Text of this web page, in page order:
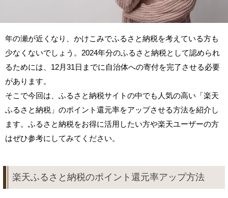
年の瀬が近くなり、かけこみでふるさと納税を考えている方も
少なくないでしょう。2024年分のふるさと納税として認められ
るためには、12月31日までに自治体への寄付を完了させる必要
があります。
そこで今回は、ふるさと納税サイトの中でも人気の高い「楽天
ふるさと納税」のポイント還元率をアップさせる方法を紹介し
ます。ふるさと納税をお得に活用したい方や楽天ユーザーの方
はぜひ参考にしてみてください。
楽天ふるさと納税のポイント還元率アップ方法